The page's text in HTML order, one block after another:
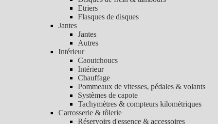
Etriers
Flasques de disques
Jantes
Jantes
Autres
Intérieur
Caoutchoucs
Intérieur
Chauffage
Pommeaux de vitesses, pédales & volants
Systèmes de capote
Tachymètres & compteurs kilométriques
Carrosserie & tôlerie
Réservoirs d'essence & accessoires